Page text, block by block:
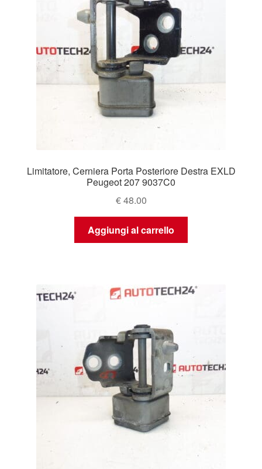
Limitatore, Cerniera Porta Posteriore Destra EXLD
Peugeot 207 9037C0
€48.00
Aggiungi al carrello